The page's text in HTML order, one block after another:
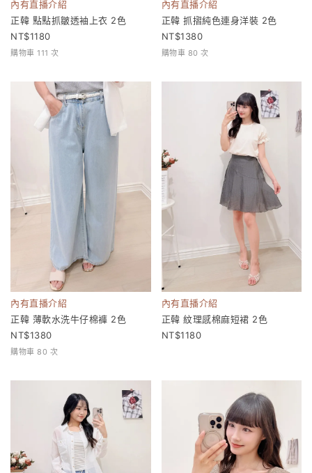
內有直播介紹
正韓 點點抓皺透袖上衣 2色
1180
購物車 111 次
內有直播介紹
正韓 抓摺純色連身洋裝 2色
1380
購物車 80 次
內有直播介紹
正韓 薄軟水洗牛仔棉褲 2色
1380
購物車 80 次
內有直播介紹
正韓 紋理感棉麻短裙 2色
1180